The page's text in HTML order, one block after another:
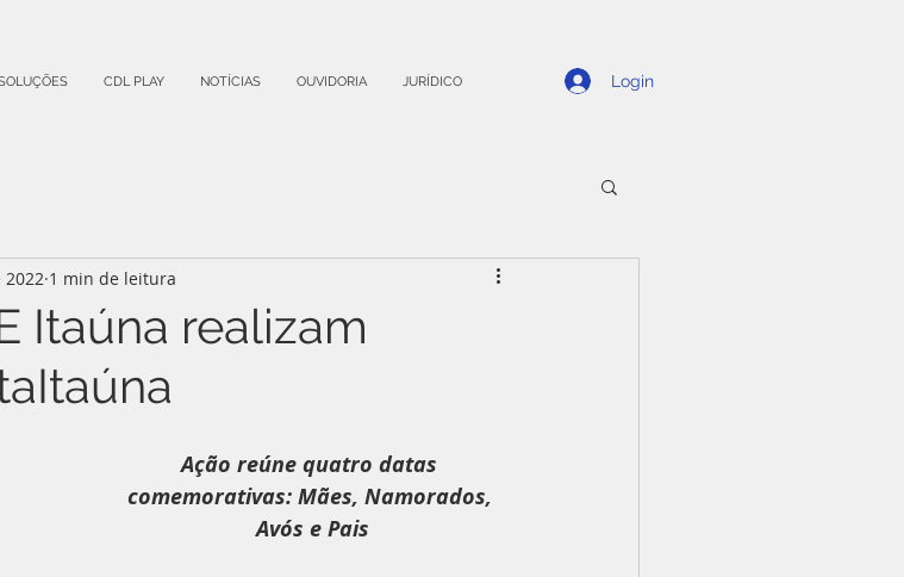
CDL PLAY NOTÍCIAS OUVIDORIA JURÍDICO Login
Itaúna realizam
1 min de leitura
Ação reúne quatro datas
comemorativas: Mães, Namorados,
Avós e Pais